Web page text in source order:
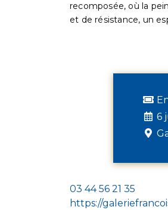
recomposée, où la
et de résistance, un
6
03 44 56 21 35
https://